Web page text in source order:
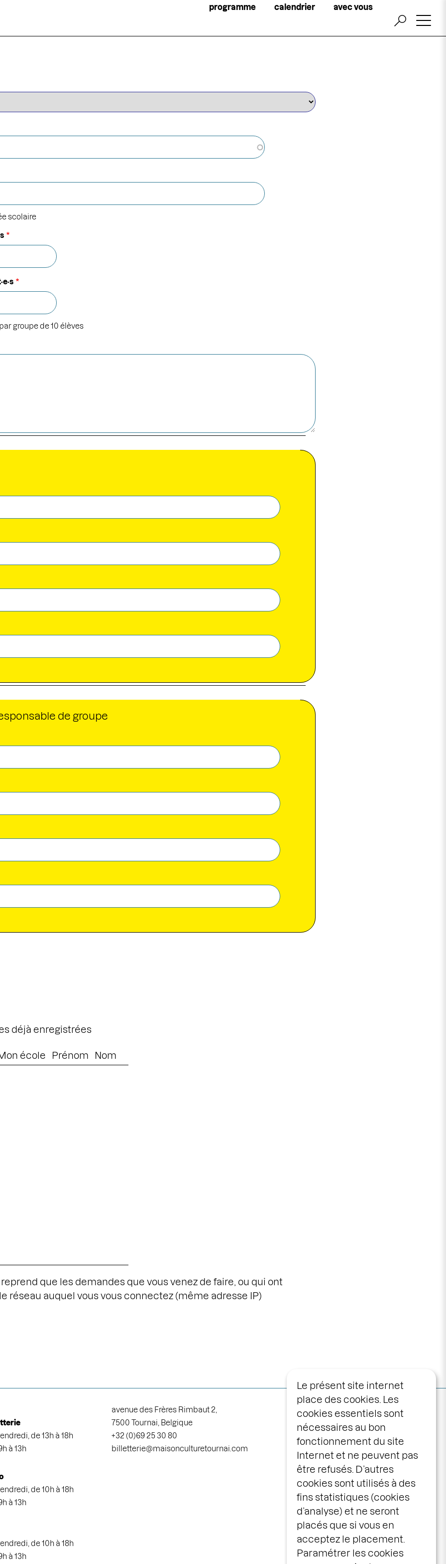
Le présent site internet
place des cookies. Les
cookies essentiels sont
nécessaires au bon
fonctionnement du site
Internet et ne peuvent pas
être refusés. D’autres
cookies sont utilisés à des
fins statistiques (cookies
d’analyse) et ne seront
placés que si vous en
acceptez le placement.
Paramétrer les cookies
menu
programme calendrier avec vous
scolaire
groupe de 10 élèves
de groupe
déjà enregistrées
école Prénom Nom
que les demandes que vous venez de faire, ou qui ont
réseau auquel vous vous connectez (même adresse IP)
de 13h à 18h
à 13h
de 10h à 18h
à 13h
de 10h à 18h
à 13h
avenue des Frères Rimbaut 2,
7500 Tournai, Belgique
+32 (0)69 25 30 80
billetterie@maisonculturetournai.com
Navigation
principale
programme
calendrier
avec vous
la maison
le centre scénique
infos pratiques
billetterie
espace pros &
publics